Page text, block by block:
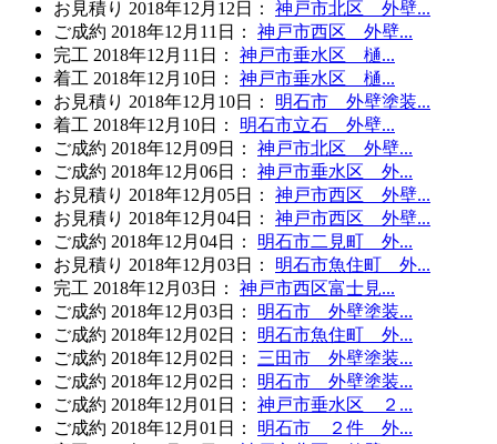
お見積り 2018年12月12日 ：
神戸市北区 外壁...
ご成約 2018年12月11日 ：
神戸市西区 外壁...
完工 2018年12月11日 ：
神戸市垂水区 樋...
着工 2018年12月10日 ：
神戸市垂水区 樋...
お見積り 2018年12月10日 ：
明石市 外壁塗装...
着工 2018年12月10日 ：
明石市立石 外壁...
ご成約 2018年12月09日 ：
神戸市北区 外壁...
ご成約 2018年12月06日 ：
神戸市垂水区 外...
お見積り 2018年12月05日 ：
神戸市西区 外壁...
お見積り 2018年12月04日 ：
神戸市西区 外壁...
ご成約 2018年12月04日 ：
明石市二見町 外...
お見積り 2018年12月03日 ：
明石市魚住町 外...
完工 2018年12月03日 ：
神戸市西区富士見...
ご成約 2018年12月03日 ：
明石市 外壁塗装...
ご成約 2018年12月02日 ：
明石市魚住町 外...
ご成約 2018年12月02日 ：
三田市 外壁塗装...
ご成約 2018年12月02日 ：
明石市 外壁塗装...
ご成約 2018年12月01日 ：
神戸市垂水区 ２...
ご成約 2018年12月01日 ：
明石市 ２件 外...